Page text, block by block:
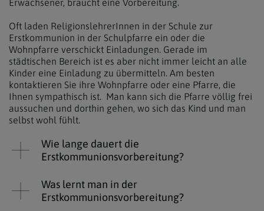
Erwachsener, braucht eine Vorbereitung.
Oft laden ReligionslehrerInnen in der Schule zur
Erstkommunion in der Schulpfarre ein oder die
Wohnpfarre verschickt Einladungen. Gerade im
städtischen Bereich ist es aber nicht immer leicht an alle
Kinder eine Einladung zu übermitteln. Am besten
kontaktieren Sie ihre Wohnpfarre oder eine Pfarre, die
Ihnen sympathisch ist. Man kann sich die Pfarre völlig frei
aussuchen und dorthin gehen, wo sich das Kind und man
selbst wohl fühlt.
Wie lange dauert die
Erstkommunionsvorbereitung?
Was lernt man in der
Erstkommunionsvorbereitung?